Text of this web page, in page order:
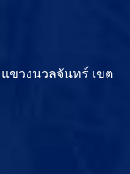
ขวงนวลจันทร์ เขต